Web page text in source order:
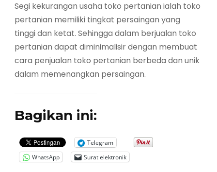
Segi kekurangan usaha toko pertanian ialah toko
pertanian memiliki tingkat persaingan yang
tinggi dan ketat. Sehingga dalam berjualan toko
pertanian dapat diminimalisir dengan membuat
cara penjualan toko pertanian berbeda dan unik
dalam memenangkan persaingan.
Bagikan ini:
Telegram
WhatsApp
Surat elektronik